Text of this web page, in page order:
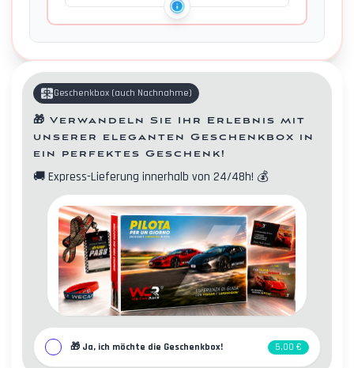
Kontakte
Geschenkbox (auch Nachnahme)
🎁 Verwandeln Sie Ihr Erlebnis mit
unserer eleganten Geschenkbox in
ein perfektes Geschenk!
🚚 Express-Lieferung innerhalb von 24/48h! 💰
🎁 Ja, ich möchte die Geschenkbox! 5,00 €